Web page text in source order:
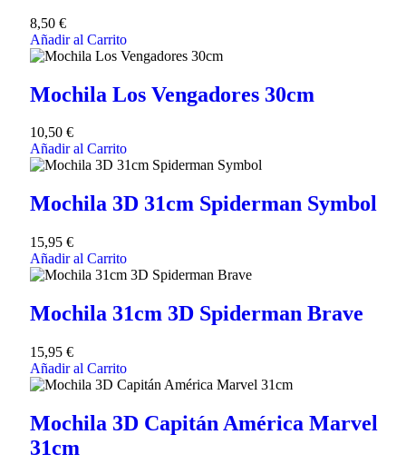
8,50 €
Añadir al Carrito
Mochila Los Vengadores 30cm
10,50 €
Añadir al Carrito
Mochila 3D 31cm Spiderman Symbol
15,95 €
Añadir al Carrito
Mochila 31cm 3D Spiderman Brave
15,95 €
Añadir al Carrito
Mochila 3D Capitán América Marvel
31cm